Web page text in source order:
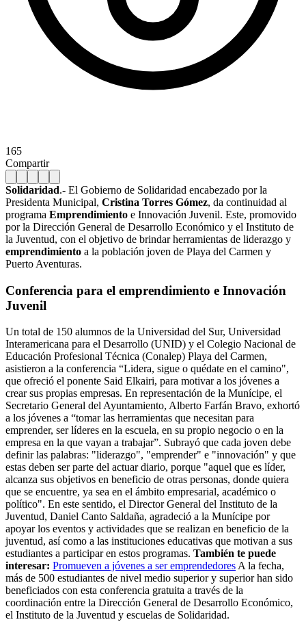
165
Compartir
Solidaridad.- El Gobierno de Solidaridad encabezado por la
Presidenta Municipal, Cristina Torres Gómez, da continuidad al
programa Emprendimiento e Innovación Juvenil. Este, promovido
por la Dirección General de Desarrollo Económico y el Instituto de
la Juventud, con el objetivo de brindar herramientas de liderazgo y
emprendimiento a la población joven de Playa del Carmen y
Puerto Aventuras.
Conferencia para el emprendimiento e Innovación
Juvenil
Un total de 150 alumnos de la Universidad del Sur, Universidad
Interamericana para el Desarrollo (UNID) y el Colegio Nacional de
Educación Profesional Técnica (Conalep) Playa del Carmen,
asistieron a la conferencia “Lidera, sigue o quédate en el camino",
que ofreció el ponente Said Elkairi, para motivar a los jóvenes a
crear sus propias empresas. En representación de la Munícipe, el
Secretario General del Ayuntamiento, Alberto Farfán Bravo, exhortó
a los jóvenes a “tomar las herramientas que necesitan para
emprender, ser líderes en la escuela, en su propio negocio o en la
empresa en la que vayan a trabajar”. Subrayó que cada joven debe
definir las palabras: "liderazgo", "emprender" e "innovación" y que
estas deben ser parte del actuar diario, porque "aquel que es líder,
alcanza sus objetivos en beneficio de otras personas, donde quiera
que se encuentre, ya sea en el ámbito empresarial, académico o
político". En este sentido, el Director General del Instituto de la
Juventud, Daniel Canto Saldaña, agradeció a la Munícipe por
apoyar los eventos y actividades que se realizan en beneficio de la
juventud, así como a las instituciones educativas que motivan a sus
estudiantes a participar en estos programas. También te puede
interesar: Promueven a jóvenes a ser emprendedores A la fecha,
más de 500 estudiantes de nivel medio superior y superior han sido
beneficiados con esta conferencia gratuita a través de la
coordinación entre la Dirección General de Desarrollo Económico,
el Instituto de la Juventud y escuelas de Solidaridad.